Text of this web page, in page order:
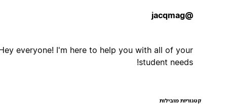
Hey everyone! I'm here to help you with all of your
student needs!
קטגוריות מובילות